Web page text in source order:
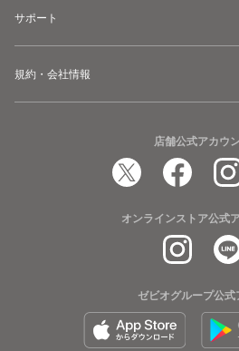
サポート
規約・会社情報
店舗公式アカウ
オンラインストア公式
ゼビオグループ公式